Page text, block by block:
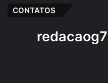
CONTATOS